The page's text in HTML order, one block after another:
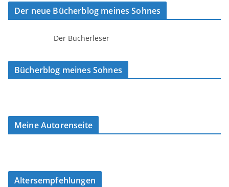
Der neue Bücherblog meines Sohnes
Der Bücherleser
Bücherblog meines Sohnes
Meine Autorenseite
Altersempfehlungen